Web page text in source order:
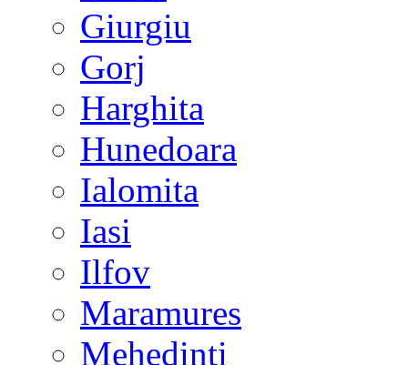
Giurgiu
Gorj
Harghita
Hunedoara
Ialomita
Iasi
Ilfov
Maramures
Mehedinti